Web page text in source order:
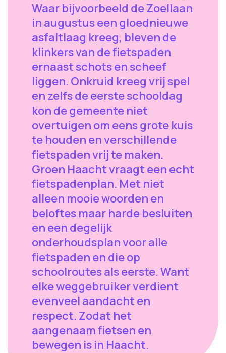
Waar bijvoorbeeld de Zoellaan
in augustus een gloednieuwe
asfaltlaag kreeg, bleven de
klinkers van de fietspaden
ernaast schots en scheef
liggen. Onkruid kreeg vrij spel
en zelfs de eerste schooldag
kon de gemeente niet
overtuigen om eens grote kuis
te houden en verschillende
fietspaden vrij te maken.
Groen Haacht vraagt een echt
fietspadenplan. Met niet
alleen mooie woorden en
beloftes maar harde besluiten
en een degelijk
onderhoudsplan voor alle
fietspaden en die op
schoolroutes als eerste. Want
elke weggebruiker verdient
evenveel aandacht en
respect. Zodat het
aangenaam fietsen en
bewegen is in Haacht.